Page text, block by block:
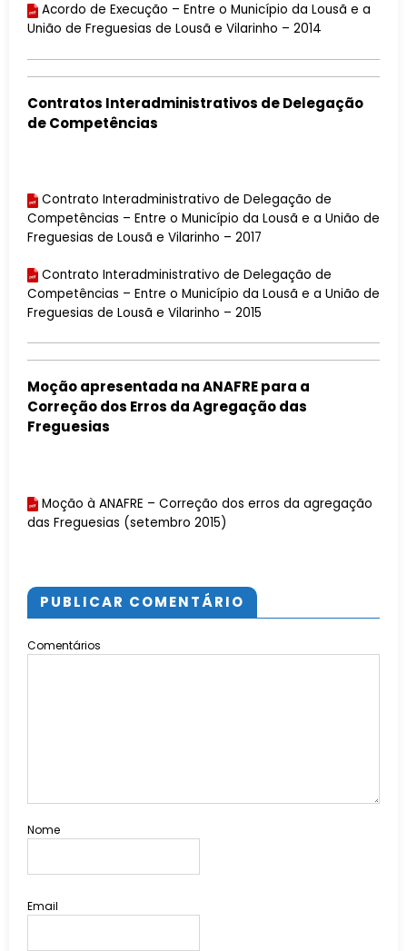
Acordo de Execução – Entre o Município da Lousã e a
União de Freguesias de Lousã e Vilarinho – 2014
Contratos Interadministrativos de Delegação
de Competências
Contrato Interadministrativo de Delegação de
Competências – Entre o Município da Lousã e a União de
Freguesias de Lousã e Vilarinho – 2017
Contrato Interadministrativo de Delegação de
Competências – Entre o Município da Lousã e a União de
Freguesias de Lousã e Vilarinho – 2015
Moção apresentada na ANAFRE para a
Correção dos Erros da Agregação das
Freguesias
Moção à ANAFRE – Correção dos erros da agregação
das Freguesias (setembro 2015)
PUBLICAR COMENTÁRIO
Comentários
Nome
Email